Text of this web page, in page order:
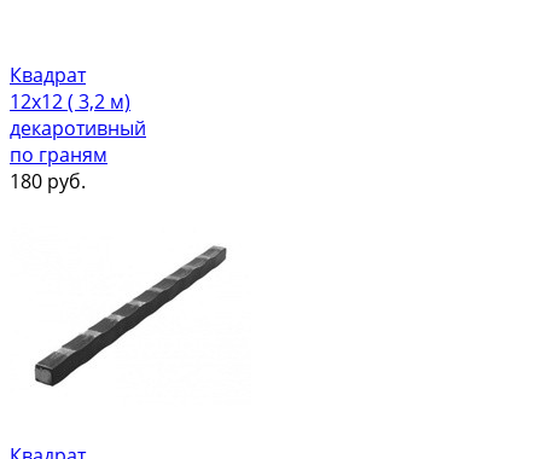
Квадрат
12х12 ( 3,2 м)
декаротивный
по граням
180 руб.